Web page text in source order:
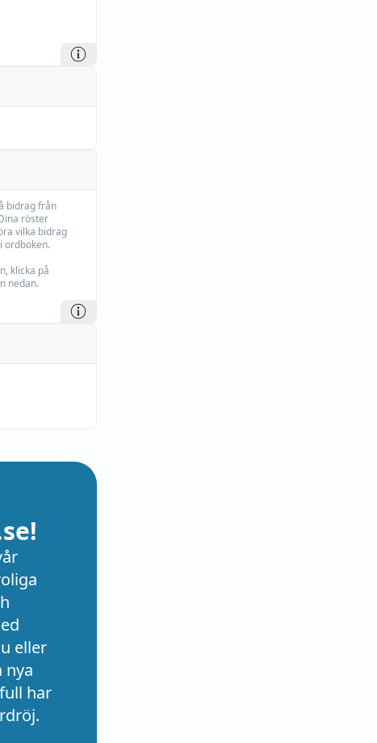
bidrag från
röster
vilka bidrag
ordboken.
klicka på
nedan.
eller
nya
har